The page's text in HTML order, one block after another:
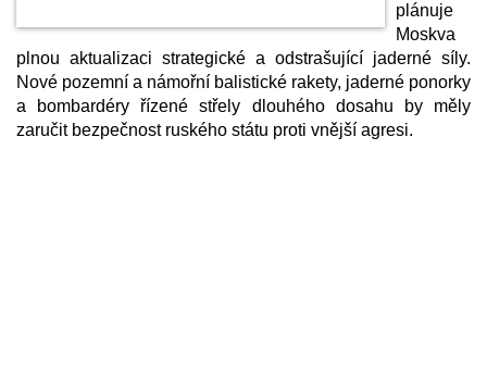
plánuje
Moskva
plnou aktualizaci strategické a odstrašující jaderné síly.
Nové pozemní a námořní balistické rakety, jaderné ponorky
a bombardéry řízené střely dlouhého dosahu by měly
zaručit bezpečnost ruského státu proti vnější agresi.